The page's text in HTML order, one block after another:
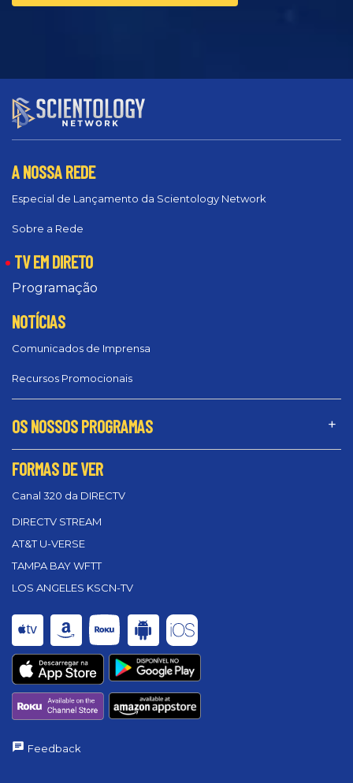
A NOSSA REDE
Especial de Lançamento da Scientology Network
Sobre a Rede
TV EM DIRETO
Programação
NOTÍCIAS
Comunicados de Imprensa
Recursos Promocionais
OS NOSSOS PROGRAMAS
FORMAS DE VER
Canal 320 da DIRECTV
DIRECTV STREAM
AT&T U-VERSE
TAMPA BAY WFTT
LOS ANGELES KSCN-TV
Feedback